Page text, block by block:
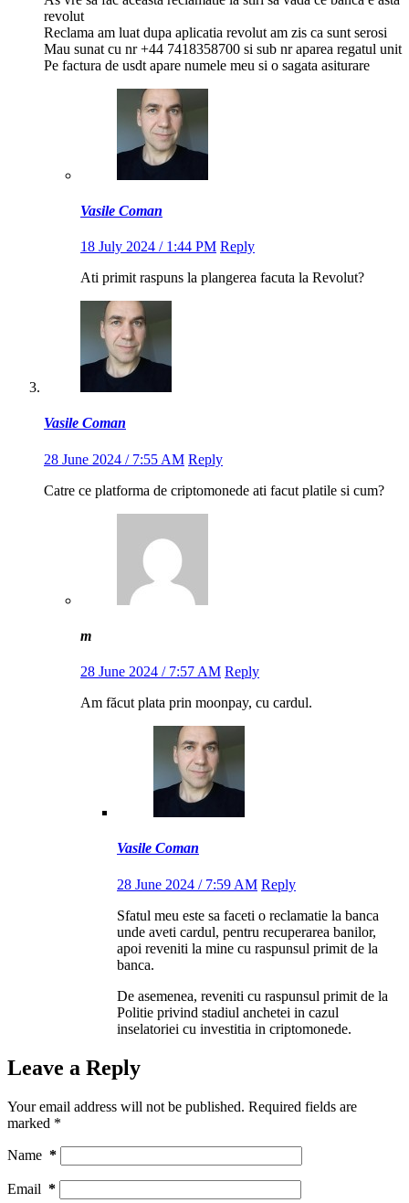
revolut
Reclama am luat dupa aplicatia revolut am zis ca sunt serosi
Mau sunat cu nr +44 7418358700 si sub nr aparea regatul unit
Pe factura de usdt apare numele meu si o sagata asiturare
Vasile Coman
18 July 2024 / 1:44 PM Reply
Ati primit raspuns la plangerea facuta la Revolut?
Vasile Coman
28 June 2024 / 7:55 AM Reply
Catre ce platforma de criptomonede ati facut platile si cum?
m
28 June 2024 / 7:57 AM Reply
Am făcut plata prin moonpay, cu cardul.
Vasile Coman
28 June 2024 / 7:59 AM Reply
Sfatul meu este sa faceti o reclamatie la banca
unde aveti cardul, pentru recuperarea banilor,
apoi reveniti la mine cu raspunsul primit de la
banca.
De asemenea, reveniti cu raspunsul primit de la
Politie privind stadiul anchetei in cazul
inselatoriei cu investitia in criptomonede.
Leave a Reply
Your email address will not be published. Required fields are
marked *
Name *
Email *